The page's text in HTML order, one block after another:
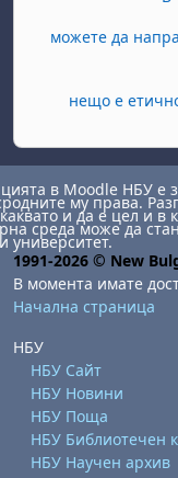
можете да
нещо е
в Moodle НБУ е
му права.
и да е цел и в
среда може да
университет.
1991-2026 © New
В момента имате
Начална страница
НБУ
НБУ Сайт
НБУ Новини
НБУ Поща
НБУ Библиотечен
НБУ Научен архив